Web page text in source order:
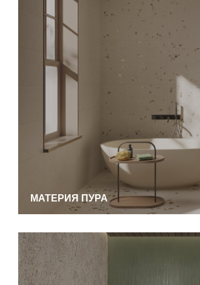
МАТЕРИЯ ПУРА